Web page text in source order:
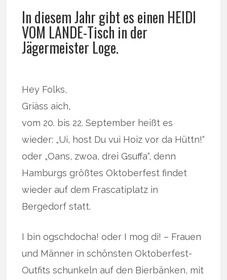
In diesem Jahr gibt es einen HEIDI
VOM LANDE-Tisch in der
Jägermeister Loge.
Hey Folks,
Griàss aich,
vom 20. bis 22. September heißt es
wieder: „Ui, host Du vui Hoiz vor da Hüttn!“
oder „Oans, zwoa, drei Gsuffa“, denn
Hamburgs größtes Oktoberfest findet
wieder auf dem Frascatiplatz in
Bergedorf statt.
I bin ogschdocha! oder I mog di! – Frauen
und Männer in schönsten Oktoberfest-
Outfits schunkeln auf den Bierbänken, mit